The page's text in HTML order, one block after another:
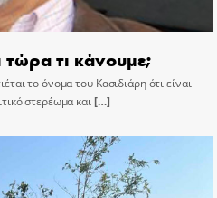
τώρα τι κάνουμε;
το όνομα του Κασιδιάρη ότι είναι
στερέωμα και[…]